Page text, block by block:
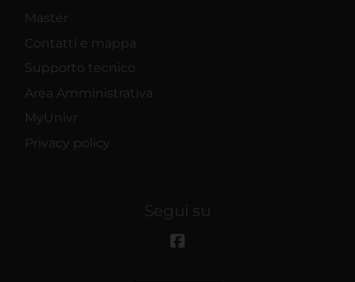
Master
Contatti e mappa
Supporto tecnico
Area Amministrativa
MyUnivr
Privacy policy
Segui su